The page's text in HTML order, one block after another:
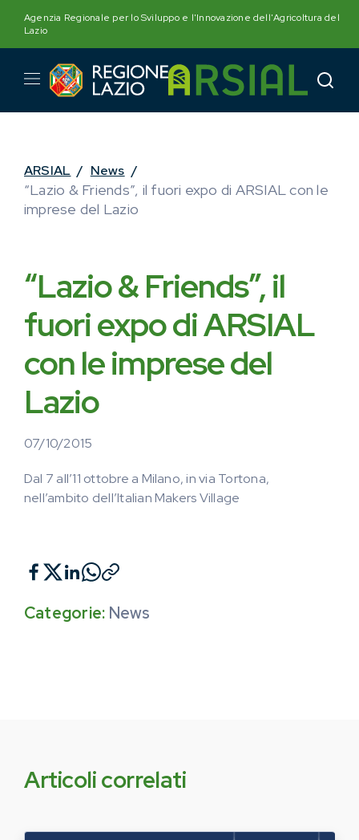
content
Agenzia Regionale per lo Sviluppo e l'Innovazione dell'Agricoltura del
Lazio
ARSIAL / News /
“Lazio & Friends”, il fuori expo di ARSIAL con le
imprese del Lazio
“Lazio & Friends”, il
fuori expo di ARSIAL
con le imprese del
Lazio
07/10/2015
Dal 7 all’11 ottobre a Milano, in via Tortona,
nell’ambito dell’Italian Makers Village
Categorie: News
Articoli correlati